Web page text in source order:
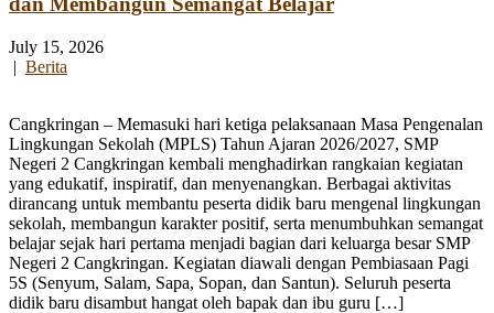
July 15, 2026
| Berita
Cangkringan – Memasuki hari ketiga pelaksanaan Masa Pengenalan
Lingkungan Sekolah (MPLS) Tahun Ajaran 2026/2027, SMP
Negeri 2 Cangkringan kembali menghadirkan rangkaian kegiatan
yang edukatif, inspiratif, dan menyenangkan. Berbagai aktivitas
dirancang untuk membantu peserta didik baru mengenal lingkungan
sekolah, membangun karakter positif, serta menumbuhkan semangat
belajar sejak hari pertama menjadi bagian dari keluarga besar SMP
Negeri 2 Cangkringan. Kegiatan diawali dengan Pembiasaan Pagi
5S (Senyum, Salam, Sapa, Sopan, dan Santun). Seluruh peserta
didik baru disambut hangat oleh bapak dan ibu guru […]